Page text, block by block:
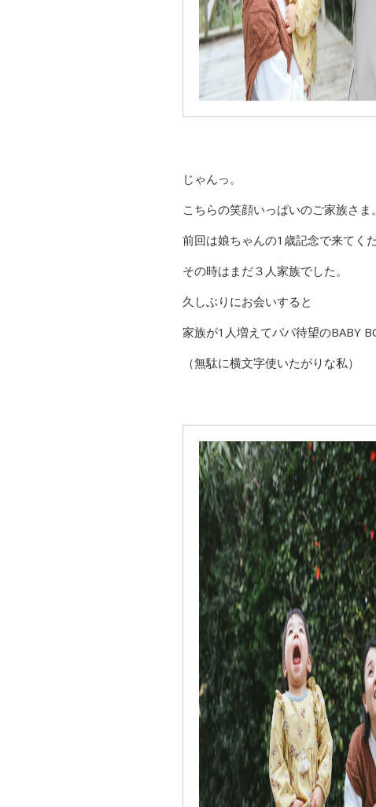
じゃんっ。
こちらの笑顔いっぱいのご家族さま。
前回は娘ちゃんの1歳記念で来てくだ
その時はまだ３人家族でした。
久しぶりにお会いすると
家族が1人増えてパパ待望のBABY
（無駄に横文字使いたがりな私）